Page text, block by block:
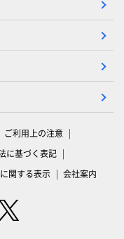
ご利用上の注意
に基づく表記
関する表示 会社案内